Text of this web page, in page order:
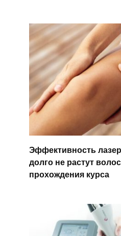
Эффективность
долго не растут
прохождения курса